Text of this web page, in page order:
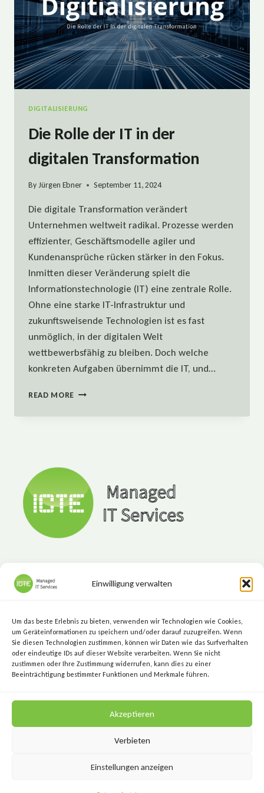
Einwilligung verwalten
Um das beste Erlebnis zu bieten, verwenden wir Technologien wie Cookies,
um Geräteinformationen zu speichern und/oder darauf zuzugreifen. Wenn
Sie diesen Technologien zustimmen, können wir Daten wie das Surfverhalten
oder eindeutige IDs auf dieser Website verarbeiten. Wenn Sie nicht
zustimmen oder Ihre Zustimmung widerrufen, kann dies zu einer
Beeinträchtigung bestimmter Funktionen und Merkmale führen.
Akzeptieren
Verbieten
Einstellungen anzeigen
DIGITALISIERUNG
Die Rolle der IT in der
digitalen Transformation
ByJürgen Ebner September 11, 2024
Die digitale Transformation verändert
Unternehmen weltweit radikal. Prozesse werden
effizienter, Geschäftsmodelle agiler und
Kundenansprüche rücken stärker in den Fokus.
Inmitten dieser Veränderung spielt die
Informationstechnologie (IT) eine zentrale Rolle.
Ohne eine starke IT-Infrastruktur und
zukunftsweisende Technologien ist es fast
unmöglich, in der digitalen Welt
wettbewerbsfähig zu bleiben. Doch welche
konkreten Aufgaben übernimmt die IT, und…
READ MORE DIE
TRANSFORMATION
Marktgasse 7, 8720 Knittelfeld
+43 (3512) 209 00
info@icte.biz
KEEP IT SIMPLE.